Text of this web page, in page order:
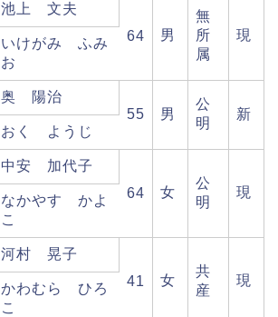
池上 文夫
64
男
無
所
属
現
いけがみ ふみ
お
奥 陽治
55
男
公
明
新
おく ようじ
中安 加代子
64
女
公
明
現
なかやす かよ
こ
河村 晃子
41
女
共
産
現
かわむら ひろ
こ